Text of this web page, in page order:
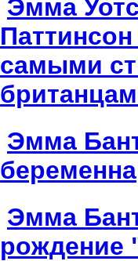
Эмма
самыми
Эмма
беременна
Эмма
рождение